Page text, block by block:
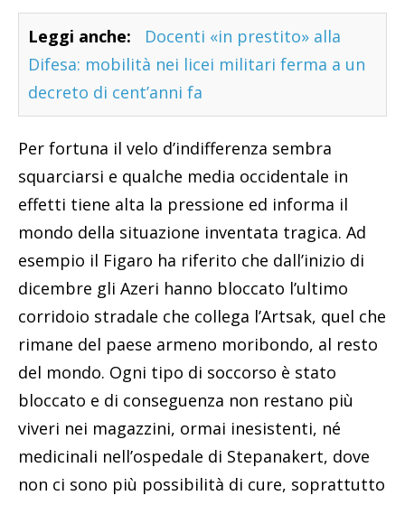
Leggi anche:
Docenti «in prestito» alla
Difesa: mobilità nei licei militari ferma a un
decreto di cent’anni fa
Per fortuna il velo d’indifferenza sembra
squarciarsi e qualche media occidentale in
effetti tiene alta la pressione ed informa il
mondo della situazione inventata tragica. Ad
esempio il Figaro ha riferito che dall’inizio di
dicembre gli Azeri hanno bloccato l’ultimo
corridoio stradale che collega l’Artsak, quel che
rimane del paese armeno moribondo, al resto
del mondo. Ogni tipo di soccorso è stato
bloccato e di conseguenza non restano più
viveri nei magazzini, ormai inesistenti, né
medicinali nell’ospedale di Stepanakert, dove
non ci sono più possibilità di cure, soprattutto